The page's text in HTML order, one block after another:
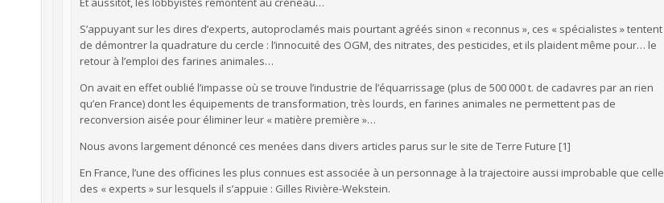
S’appuyant sur les dires d’experts, autoproclamés mais pourtant agréés sinon « reconnus », ces « spécialistes » tentent
de démontrer la quadrature du cercle : l’innocuité des OGM, des nitrates, des pesticides, et ils plaident même pour… le
retour à l’emploi des farines animales…
On avait en effet oublié l’impasse où se trouve l’industrie de l’équarrissage (plus de 500 000 t. de cadavres par an rien
qu’en France) dont les équipements de transformation, très lourds, en farines animales ne permettent pas de
reconversion aisée pour éliminer leur « matière première »…
Nous avons largement dénoncé ces menées dans divers articles parus sur le site de Terre Future [1]
En France, l’une des officines les plus connues est associée à un personnage à la trajectoire aussi improbable que celle
des « experts » sur lesquels il s’appuie : Gilles Rivière-Wekstein.